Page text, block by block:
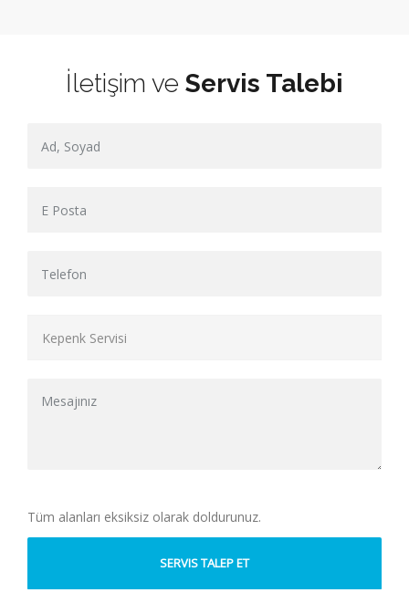
İletişim ve Servis Talebi
Tüm alanları eksiksiz olarak doldurunuz.